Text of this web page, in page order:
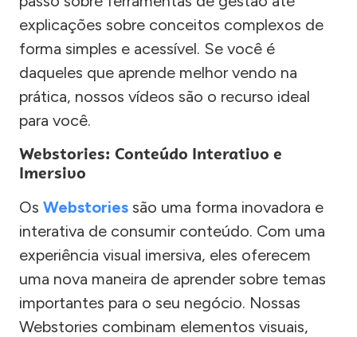
explicações sobre conceitos complexos de
forma simples e acessível. Se você é
daqueles que aprende melhor vendo na
prática, nossos vídeos são o recurso ideal
para você.
Webstories: Conteúdo Interativo e
Imersivo
Os Webstories são uma forma inovadora e
interativa de consumir conteúdo. Com uma
experiência visual imersiva, eles oferecem
uma nova maneira de aprender sobre temas
importantes para o seu negócio. Nossas
Webstories combinam elementos visuais,